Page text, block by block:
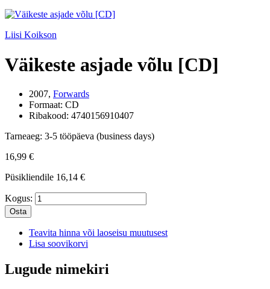
Liisi Koikson
Väikeste asjade võlu [CD]
2007, Forwards
Formaat: CD
Ribakood: 4740156910407
Tarneaeg: 3-5 tööpäeva (business days)
16,99 €
Püsikliendile 16,14 €
Kogus:
Osta
Teavita hinna või laoseisu muutusest
Lisa soovikorvi
Lugude nimekiri